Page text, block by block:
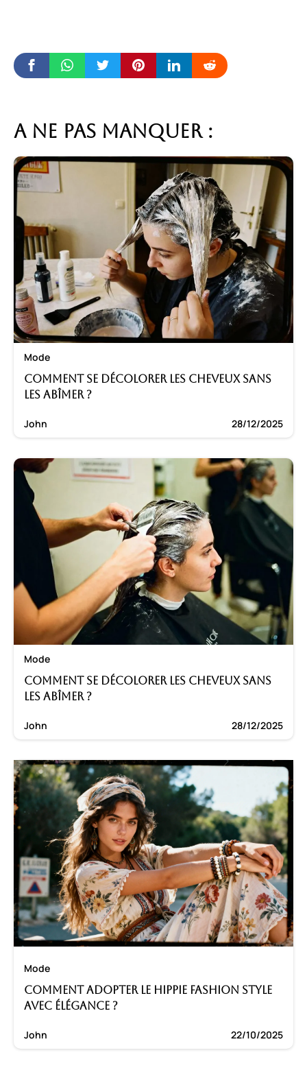
A ne pas manquer :
Mode
Comment se décolorer les cheveux sans
les abîmer ?
John 28/12/2025
Mode
Comment se décolorer les cheveux sans
les abîmer ?
John 28/12/2025
Mode
Comment adopter le hippie fashion style
avec élégance ?
John 22/10/2025